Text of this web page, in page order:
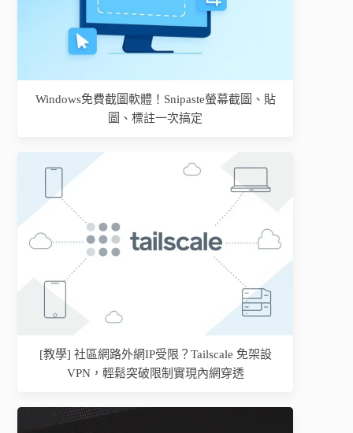
Windows免費截圖軟體！Snipaste螢幕截圖、貼
圖、標註一次搞定
[教學] 社區網路外網IP受限？Tailscale 免架設
VPN，輕鬆突破限制實現內網穿透